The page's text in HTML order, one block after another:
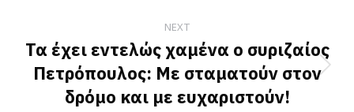
NEXT
Next
post:
Τα έχει εντελώς χαμένα ο συριζαίος
Πετρόπουλος: Με σταματούν στον
δρόμο και με ευχαριστούν!